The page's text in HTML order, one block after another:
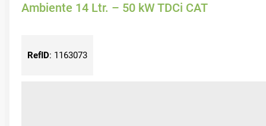
Ambiente 14 Ltr. – 50 kW TDCi CAT
RefID: 1163073